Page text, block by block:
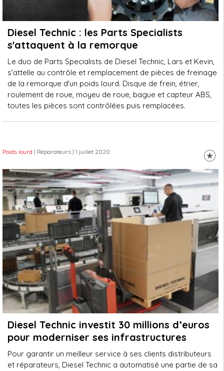
Diesel Technic : les Parts Specialists
s'attaquent à la remorque
Le duo de Parts Specialists de Diesel Technic, Lars et Kevin,
s'attelle au contrôle et remplacement de pièces de freinage
de la remorque d'un poids lourd. Disque de frein, étrier,
roulement de roue, moyeu de roue, bague et capteur ABS,
toutes les pièces sont contrôlées puis remplacées.
Poids lourd | Réparateurs | 1 juillet 2020
Diesel Technic investit 30 millions d’euros
pour moderniser ses infrastructures
Pour garantir un meilleur service à ses clients distributeurs
et réparateurs, Diesel Technic a automatisé une partie de sa